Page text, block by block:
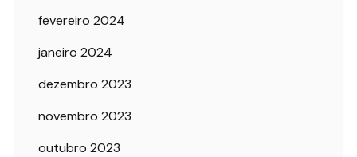
fevereiro 2024
janeiro 2024
dezembro 2023
novembro 2023
outubro 2023